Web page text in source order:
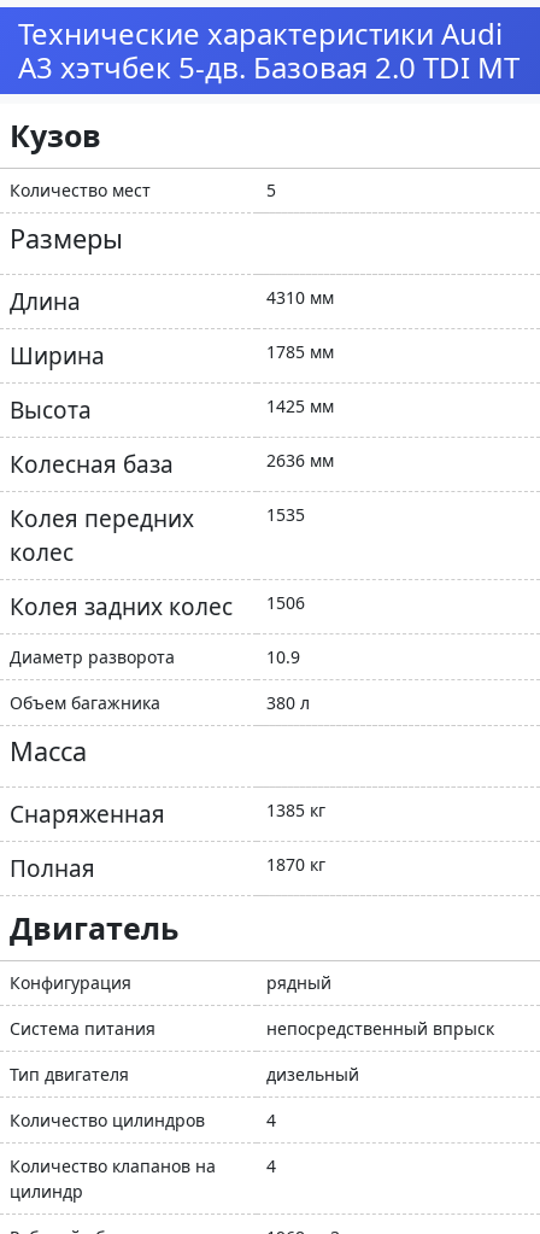
Технические характеристики Audi
A3 хэтчбек 5-дв. Базовая 2.0 TDI MT
Кузов
Количество мест 5
Размеры
Длина 4310 мм
Ширина 1785 мм
Высота 1425 мм
Колесная база 2636 мм
Колея передних
колес
1535
Колея задних колес 1506
Диаметр разворота
10.9
Объем багажника
380 л
Масса
Снаряженная 1385 кг
Полная 1870 кг
Двигатель
Конфигурация
рядный
Система питания
непосредственный впрыск
Тип двигателя
дизельный
Количество цилиндров
4
Количество клапанов на
цилиндр
4